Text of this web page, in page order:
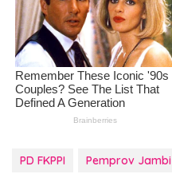
PD FKPPI Pemprov Jambi